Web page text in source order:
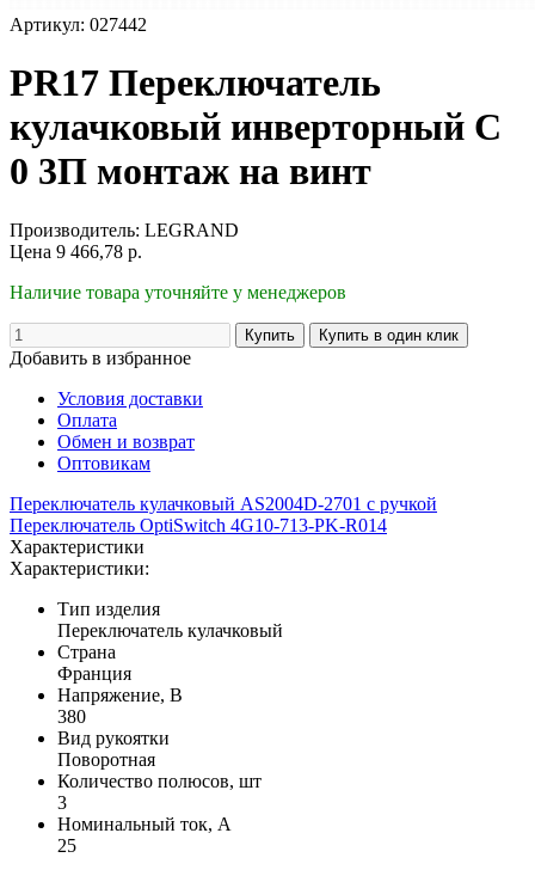
Артикул: 027442
PR17 Переключатель
кулачковый инверторный С
0 3П монтаж на винт
Производитель: LEGRAND
Цена 9 466,78 р.
Наличие товара уточняйте у менеджеров
Добавить в избранное
Условия доставки
Оплата
Обмен и возврат
Оптовикам
Переключатель кулачковый AS2004D-2701 с ручкой
Переключатель OptiSwitch 4G10-713-PK-R014
Характеристики
Характеристики:
Тип изделия
Переключатель кулачковый
Страна
Франция
Напряжение, В
380
Вид рукоятки
Поворотная
Количество полюсов, шт
3
Номинальный ток, А
25